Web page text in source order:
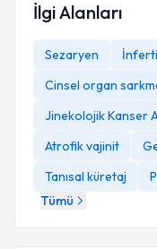
İlgi Alanları
Sezaryen
Cinsel organ
Jinekolojik Kanser
Atrofik vajinit
Tanısal küretaj
Tümü